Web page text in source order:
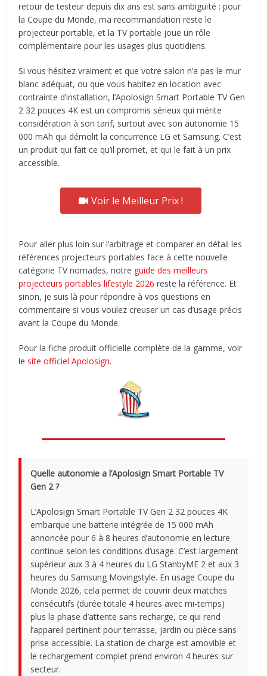
retour de testeur depuis dix ans est sans ambiguïté : pour
la Coupe du Monde, ma recommandation reste le
projecteur portable, et la TV portable joue un rôle
complémentaire pour les usages plus quotidiens.
Si vous hésitez vraiment et que votre salon n’a pas le mur
blanc adéquat, ou que vous habitez en location avec
contrainte d’installation, l’Apolosign Smart Portable TV Gen
2 32 pouces 4K est un compromis sérieux qui mérite
considération à son tarif, surtout avec son autonomie 15
000 mAh qui démolit la concurrence LG et Samsung. C’est
un produit qui fait ce qu’il promet, et qui le fait à un prix
accessible.
Voir le Meilleur Prix !
Pour aller plus loin sur l’arbitrage et comparer en détail les
références projecteurs portables face à cette nouvelle
catégorie TV nomades, notre guide des meilleurs
projecteurs portables lifestyle 2026 reste la référence. Et
sinon, je suis là pour répondre à vos questions en
commentaire si vous voulez creuser un cas d’usage précis
avant la Coupe du Monde.
Pour la fiche produit officielle complète de la gamme, voir
lesite officiel Apolosign.
Quelle autonomie a l’Apolosign Smart Portable TV
Gen 2 ?
L’Apolosign Smart Portable TV Gen 2 32 pouces 4K
embarque une batterie intégrée de 15 000 mAh
annoncée pour 6 à 8 heures d’autonomie en lecture
continue selon les conditions d’usage. C’est largement
supérieur aux 3 à 4 heures du LG StanbyME 2 et aux 3
heures du Samsung Movingstyle. En usage Coupe du
Monde 2026, cela permet de couvrir deux matches
consécutifs (durée totale 4 heures avec mi-temps)
plus la phase d’attente sans recharge, ce qui rend
l’appareil pertinent pour terrasse, jardin ou pièce sans
prise accessible. La station de charge est amovible et
le rechargement complet prend environ 4 heures sur
secteur.